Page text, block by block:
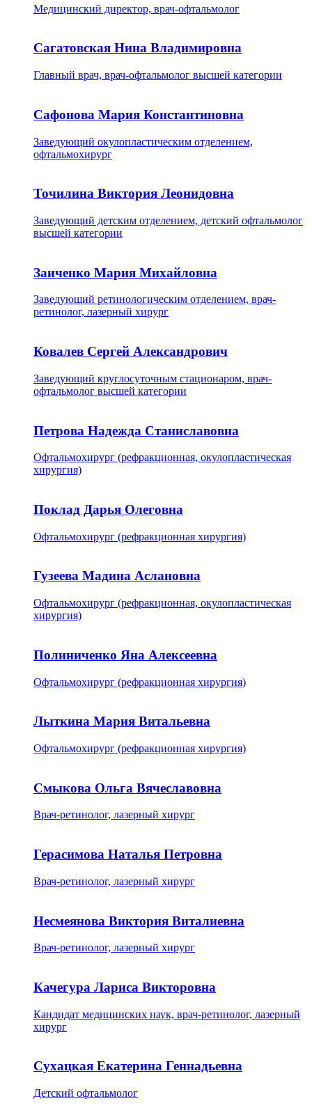
Медицинский директор, врач-офтальмолог
Сагатовская Нина Владимировна
Главный врач, врач-офтальмолог высшей категории
Сафонова Мария Константиновна
Заведующий окулопластическим отделением,
офтальмохирург
Точилина Виктория Леонидовна
Заведующий детским отделением, детский офтальмолог
высшей категории
Заиченко Мария Михайловна
Заведующий ретинологическим отделением, врач-
ретинолог, лазерный хирург
Ковалев Сергей Александрович
Заведующий круглосуточным стационаром, врач-
офтальмолог высшей категории
Петрова Надежда Станиславовна
Офтальмохирург (рефракционная, окулопластическая
хирургия)
Поклад Дарья Олеговна
Офтальмохирург (рефракционная хирургия)
Гузеева Мадина Аслановна
Офтальмохирург (рефракционная, окулопластическая
хирургия)
Полиниченко Яна Алексеевна
Офтальмохирург (рефракционная хирургия)
Лыткина Мария Витальевна
Офтальмохирург (рефракционная хирургия)
Смыкова Ольга Вячеславовна
Врач-ретинолог, лазерный хирург
Герасимова Наталья Петровна
Врач-ретинолог, лазерный хирург
Несмеянова Виктория Виталиевна
Врач-ретинолог, лазерный хирург
Качегура Лариса Викторовна
Кандидат медицинских наук, врач-ретинолог, лазерный
хирург
Сухацкая Екатерина Геннадьевна
Детский офтальмолог